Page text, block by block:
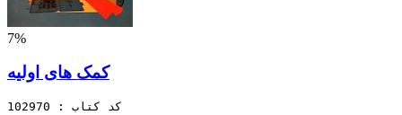
7%
کمک های اولیه
کد کتاب : 102970